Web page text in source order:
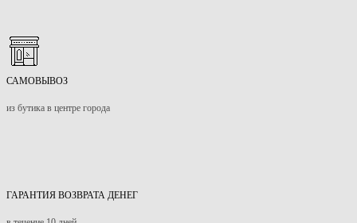
САМОВЫВОЗ
из бутика в центре города
ГАРАНТИЯ ВОЗВРАТА ДЕНЕГ